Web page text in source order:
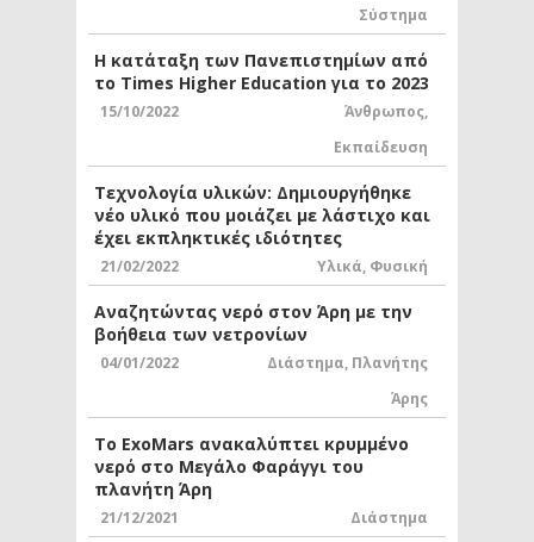
Σύστημα
Η κατάταξη των Πανεπιστημίων από
το Times Higher Education για το 2023
15/10/2022 Άνθρωπος,
Εκπαίδευση
Τεχνολογία υλικών: Δημιουργήθηκε
νέο υλικό που μοιάζει με λάστιχο και
έχει εκπληκτικές ιδιότητες
21/02/2022 Υλικά, Φυσική
Αναζητώντας νερό στον Άρη με την
βοήθεια των νετρονίων
04/01/2022 Διάστημα, Πλανήτης
Άρης
Το ExoMars ανακαλύπτει κρυμμένο
νερό στο Μεγάλο Φαράγγι του
πλανήτη Άρη
21/12/2021 Διάστημα